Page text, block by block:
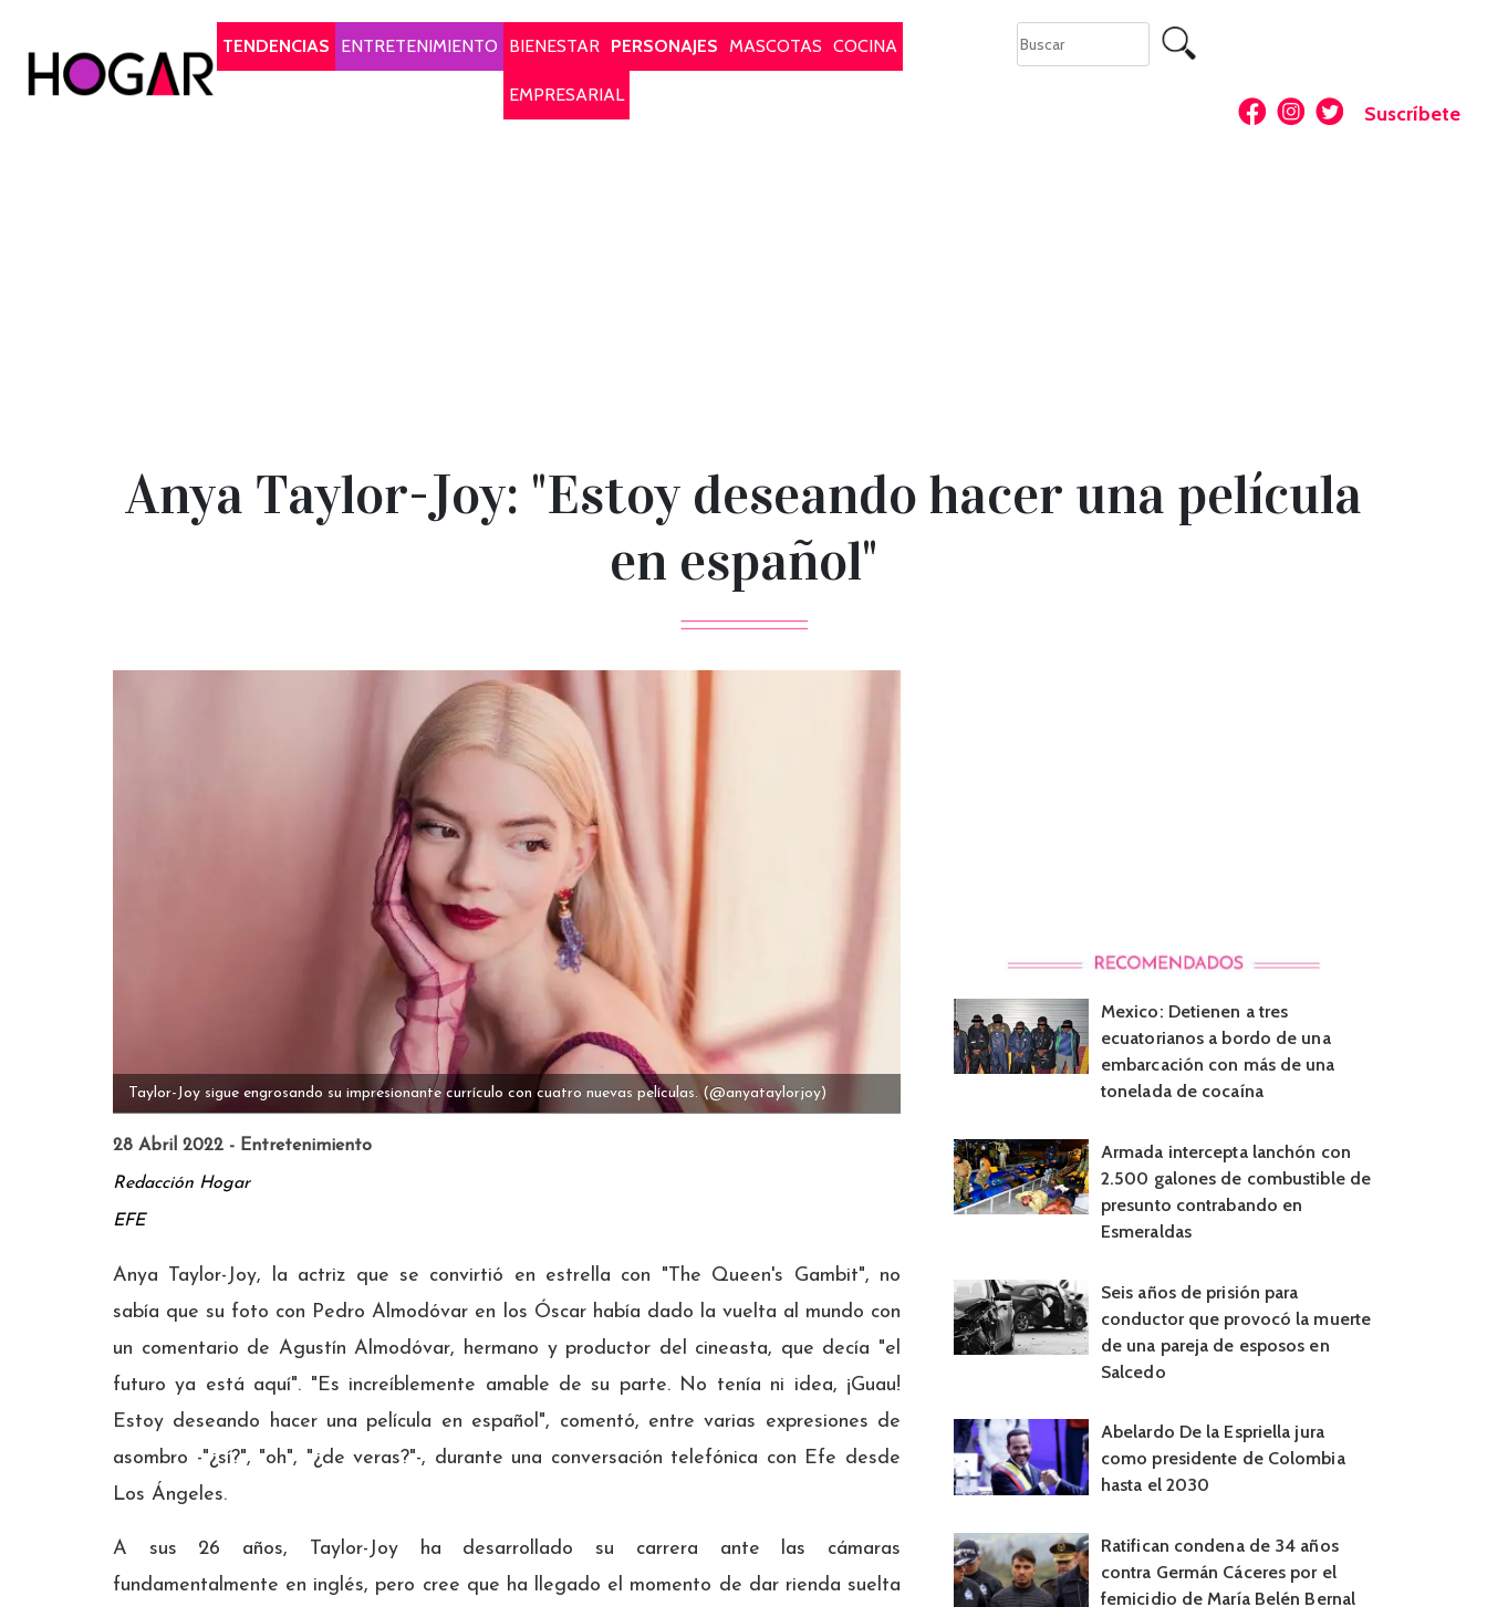
TENDENCIAS
ENTRETENIMIENTO BIENESTAR PERSONAJES MASCOTAS COCINA
EMPRESARIAL
Suscríbete
Anya Taylor-Joy: "Estoy deseando hacer una película
en español"
Taylor-Joy sigue engrosando su impresionante currículo con cuatro nuevas películas. (@anyataylorjoy)
28 Abril 2022 - Entretenimiento
Redacción Hogar
EFE
Anya Taylor-Joy, la actriz que se convirtió en estrella con "The Queen's Gambit", no
sabía que su foto con Pedro Almodóvar en los Óscar había dado la vuelta al mundo con
un comentario de Agustín Almodóvar, hermano y productor del cineasta, que decía "el
futuro ya está aquí". "Es increíblemente amable de su parte. No tenía ni idea, ¡Guau!
Estoy deseando hacer una película en español", comentó, entre varias expresiones de
asombro -"¿sí?", "oh", "¿de veras?"-, durante una conversación telefónica con Efe desde
Los Ángeles.
A sus 26 años, Taylor-Joy ha desarrollado su carrera ante las cámaras
fundamentalmente en inglés, pero cree que ha llegado el momento de dar rienda suelta
Mexico: Detienen a tres
ecuatorianos a bordo de una
embarcación con más de una
tonelada de cocaína
Armada intercepta lanchón con
2.500 galones de combustible de
presunto contrabando en
Esmeraldas
Seis años de prisión para
conductor que provocó la muerte
de una pareja de esposos en
Salcedo
Abelardo De la Espriella jura
como presidente de Colombia
hasta el 2030
Ratifican condena de 34 años
contra Germán Cáceres por el
femicidio de María Belén Bernal